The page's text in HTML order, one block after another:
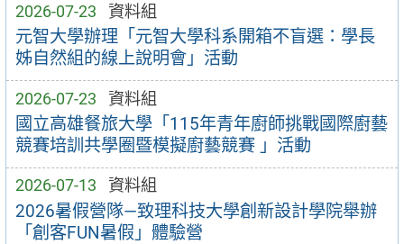
2026-07-23 資料組
元智大學辦理「元智大學科系開箱不盲選：學長
姊自然組的線上說明會」活動
2026-07-23 資料組
國立高雄餐旅大學「115年青年廚師挑戰國際廚藝
競賽培訓共學圈暨模擬廚藝競賽 」活動
2026-07-13 資料組
2026暑假營隊—致理科技大學創新設計學院舉辦
「創客FUN暑假」體驗營